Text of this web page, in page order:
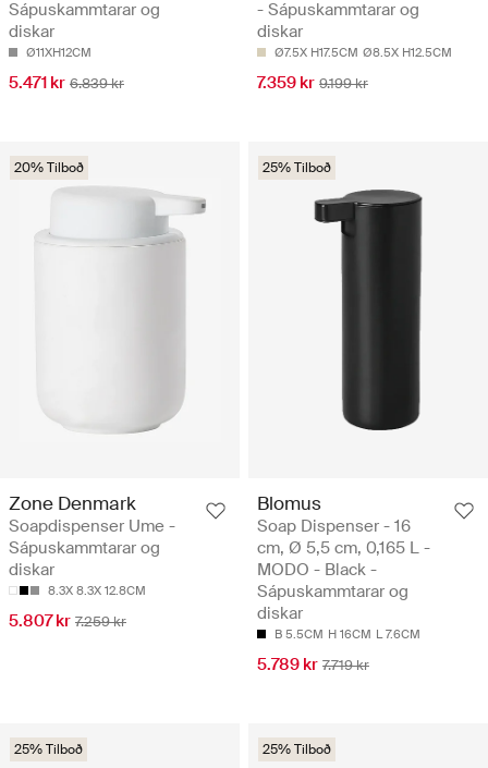
Sápuskammtarar og
diskar
Ø11XH12CM
5.471 kr 6.839 kr
- Sápuskammtarar og
diskar
Ø7.5X H17.5CM Ø8.5X H12.5CM
7.359 kr 9.199 kr
20% Tilboð
Zone Denmark
Soapdispenser Ume -
Sápuskammtarar og
diskar
8.3X 8.3X 12.8CM
5.807 kr 7.259 kr
25% Tilboð
Blomus
Soap Dispenser - 16
cm, Ø 5,5 cm, 0,165 L -
MODO - Black -
Sápuskammtarar og
diskar
B 5.5CM H 16CM L 7.6CM
5.789 kr 7.719 kr
25% Tilboð 25% Tilboð